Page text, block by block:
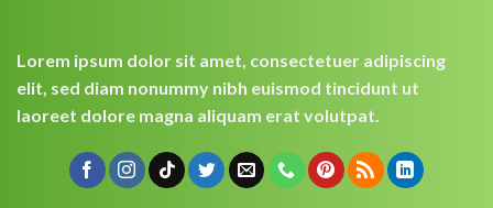
Lorem ipsum dolor sit amet, consectetuer adipiscing
elit, sed diam nonummy nibh euismod tincidunt ut
laoreet dolore magna aliquam erat volutpat.